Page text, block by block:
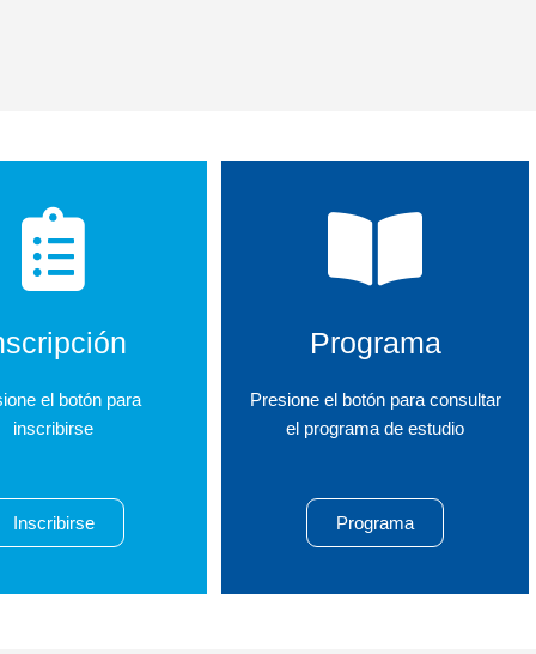
el botón para
inscribirse
Inscribirse
Programa
Presione el botón para consultar
el programa de estudio
Programa